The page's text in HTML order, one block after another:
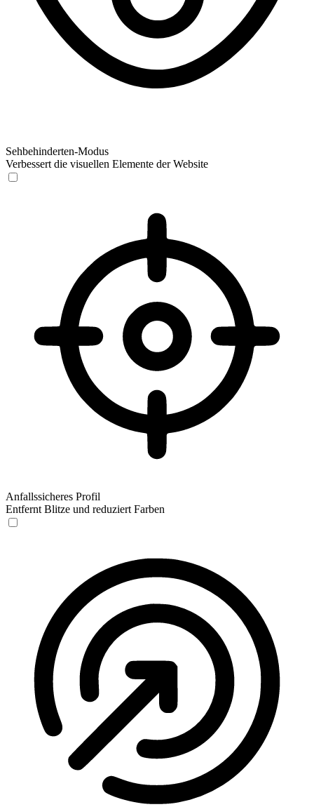
Sehbehinderten-Modus
Verbessert die visuellen Elemente der Website
Anfallssicheres Profil
Entfernt Blitze und reduziert Farben